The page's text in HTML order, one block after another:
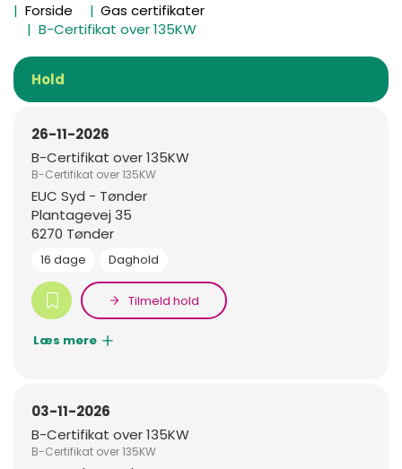
Forside
Gas certifikater
B-Certifikat over 135KW
Hold
26-11-2026
B-Certifikat over 135KW
B-Certifikat over 135KW
EUC Syd - Tønder
Plantagevej 35
6270 Tønder
16 dage Daghold
Tilmeld hold
Læs mere
03-11-2026
B-Certifikat over 135KW
B-Certifikat over 135KW